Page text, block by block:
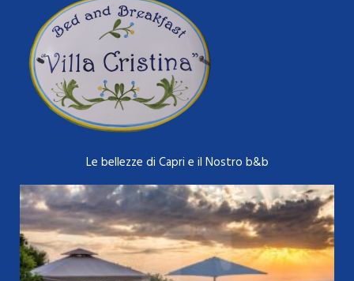
Le bellezze di Capri e il Nostro b&b